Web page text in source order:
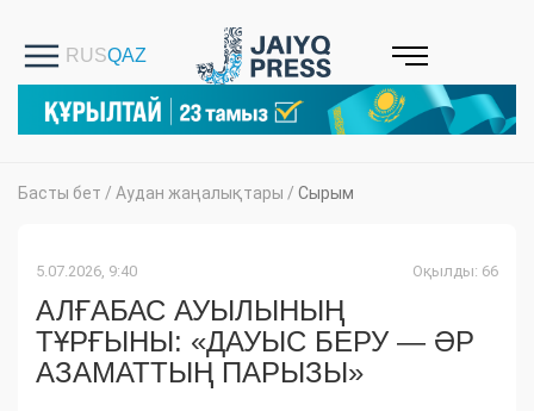
Басты бет / Аудан жаңалықтары / Сырым
5.07.2026, 9:40 Оқылды: 66
АЛҒАБАС АУЫЛЫНЫҢ
ТҰРҒЫНЫ: «ДАУЫС БЕРУ — ӘР
АЗАМАТТЫҢ ПАРЫЗЫ»